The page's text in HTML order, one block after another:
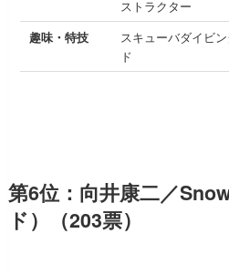
ストラクター
趣味・特技
スキューバダイビ
ド
第6位：向井康二／
ド）（203票）